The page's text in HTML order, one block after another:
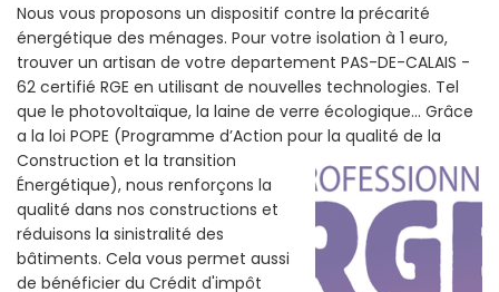
Nous vous proposons un dispositif contre la précarité
énergétique des ménages. Pour votre isolation à 1 euro,
trouver un artisan de votre departement PAS-DE-CALAIS -
62 certifié RGE en utilisant de nouvelles technologies. Tel
que le photovoltaïque, la laine de verre écologique... Grâce
a la loi POPE (Programme d’Action pour la qualité de la
Construction et la transition
Énergétique), nous renforçons la
qualité dans nos constructions et
réduisons la sinistralité des
bâtiments. Cela vous permet aussi
de bénéficier du Crédit d'impôt